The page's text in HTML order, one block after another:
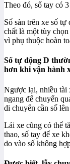
Theo đó, số tay có
Số sàn trên xe số
chất là một tùy
vì phụ thuộc hoàn
Số tự động D
hơn khi vận hành
Ngược lại, nhiều tài
ngang để chuyển
di chuyển cần số
Lái xe cũng có thể
thao, số tay để xe
do vào số không